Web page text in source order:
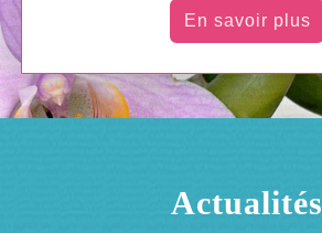
En savoir plus
Actualités